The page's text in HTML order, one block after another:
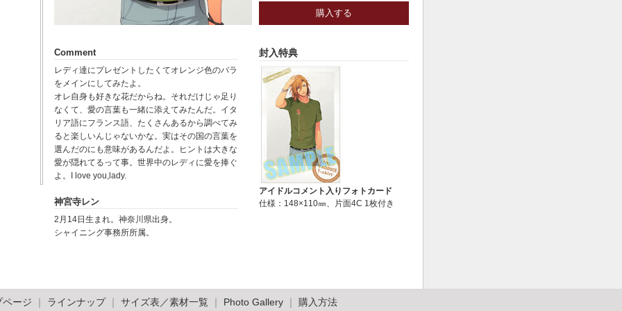
Comment
レディ達にプレゼントしたくてオレンジ色のバラ
をメインにしてみたよ。
オレ自身も好きな花だからね。それだけじゃ足り
なくて、愛の言葉も一緒に添えてみたんだ。イタ
リア語にフランス語、たくさんあるから調べてみ
ると楽しいんじゃないかな。実はその国の言葉を
選んだのにも意味があるんだよ。ヒントは大きな
愛が隠れてるって事。世界中のレディに愛を捧ぐ
よ。I love you,lady.
神宮寺レン
2月14日生まれ。神奈川県出身。
シャイニング事務所所属。
購入する
封入特典
アイドルコメント入りフォトカード
仕様：148×110㎜、片面4C 1枚付き
ページ ラインナップ｜ サイズ表／素材一覧 Photo Gallery 購入方法